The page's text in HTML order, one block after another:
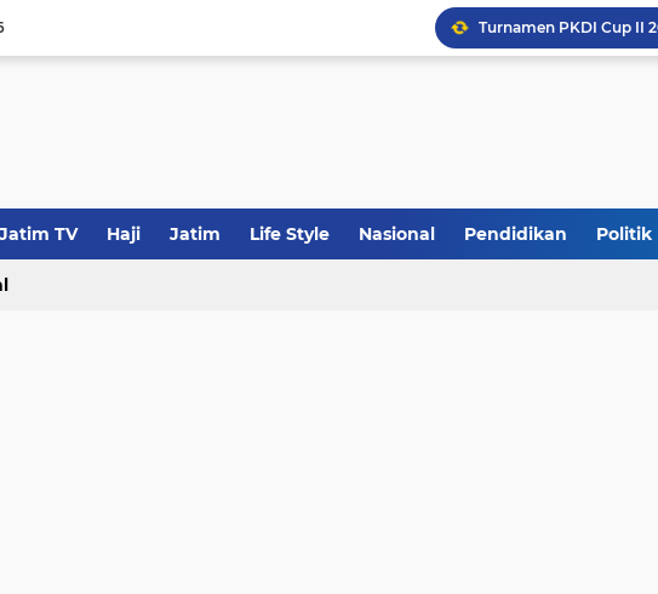
Khutbah Jumat:
TV Haji Jatim Life Style Nasional Pendidikan Politik